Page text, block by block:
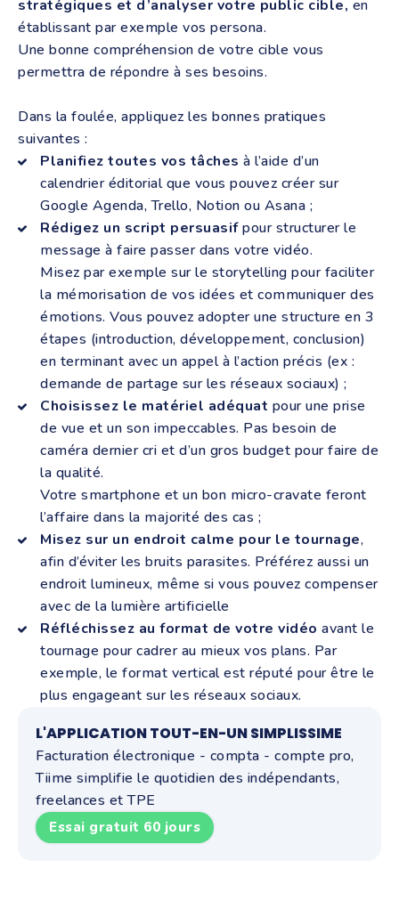
stratégiques et d’analyser votre public cible, en
établissant par exemple vos persona.
Une bonne compréhension de votre cible vous
permettra de répondre à ses besoins.
Dans la foulée, appliquez les bonnes pratiques
suivantes :
Planifiez toutes vos tâches à l’aide d’un
calendrier éditorial que vous pouvez créer sur
Google Agenda, Trello, Notion ou Asana ;
Rédigez un script persuasifpour structurer le
message à faire passer dans votre vidéo.
Misez par exemple sur le storytelling pour faciliter
la mémorisation de vos idées et communiquer des
émotions. Vous pouvez adopter une structure en 3
étapes (introduction, développement, conclusion)
en terminant avec un appel à l’action précis (ex :
demande de partage sur les réseaux sociaux) ;
Choisissez le matériel adéquat pour une prise
de vue et un son impeccables. Pas besoin de
caméra dernier cri et d’un gros budget pour faire de
la qualité.
Votre smartphone et un bon micro-cravate feront
l’affaire dans la majorité des cas ;
Misez sur un endroit calme pour le tournage,
afin d’éviter les bruits parasites. Préférez aussi un
endroit lumineux, même si vous pouvez compenser
avec de la lumière artificielle
Réfléchissez au format de votre vidéo avant le
tournage pour cadrer au mieux vos plans. Par
exemple, le format vertical est réputé pour être le
plus engageant sur les réseaux sociaux.
L'APPLICATION TOUT-EN-UN SIMPLISSIME
Facturation électronique - compta - compte pro,
Tiime simplifie le quotidien des indépendants,
freelances et TPE
Essai gratuit 60 jours